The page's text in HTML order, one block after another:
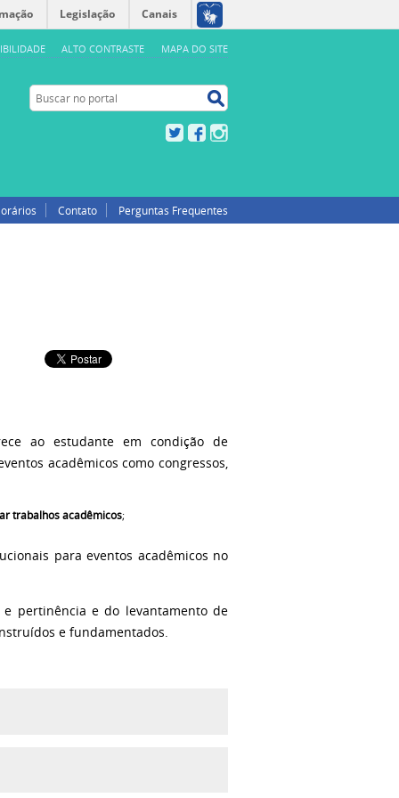
ALTO CONTRASTE MAPA DO SITE
Legislação Canais
Buscar no portal
TwitterFacebook
Contato Perguntas Frequentes
ao estudante em condição de
acadêmicos como congressos,
trabalhos acadêmicos;
para eventos acadêmicos no
pertinência e do levantamento de
e fundamentados.